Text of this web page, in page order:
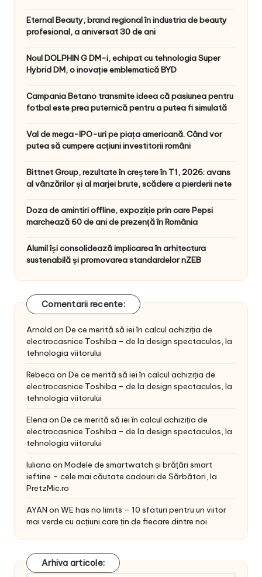
Eternal Beauty, brand regional în industria de beauty
profesional, a aniversat 30 de ani
Noul DOLPHIN G DM-i, echipat cu tehnologia Super
Hybrid DM, o inovație emblematică BYD
Campania Betano transmite ideea că pasiunea pentru
fotbal este prea puternică pentru a putea fi simulată
Val de mega-IPO-uri pe piața americană. Când vor
putea să cumpere acțiuni investitorii români
Bittnet Group, rezultate în creștere în T1, 2026: avans
al vânzărilor și al marjei brute, scădere a pierderii nete
Doza de amintiri offline, expoziție prin care Pepsi
marchează 60 de ani de prezență în România
Alumil își consolidează implicarea în arhitectura
sustenabilă și promovarea standardelor nZEB
Comentarii recente:
Arnold on De ce merită să iei în calcul achiziția de
electrocasnice Toshiba – de la design spectaculos, la
tehnologia viitorului
Rebeca on De ce merită să iei în calcul achiziția de
electrocasnice Toshiba – de la design spectaculos, la
tehnologia viitorului
Elena on De ce merită să iei în calcul achiziția de
electrocasnice Toshiba – de la design spectaculos, la
tehnologia viitorului
Iuliana on Modele de smartwatch și brățări smart
ieftine – cele mai căutate cadouri de Sărbători, la
PretzMic.ro
AYAN on WE has no limits – 10 sfaturi pentru un viitor
mai verde cu acțiuni care țin de fiecare dintre noi
Arhiva articole: